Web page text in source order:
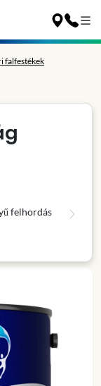
falfestékek
felhordás